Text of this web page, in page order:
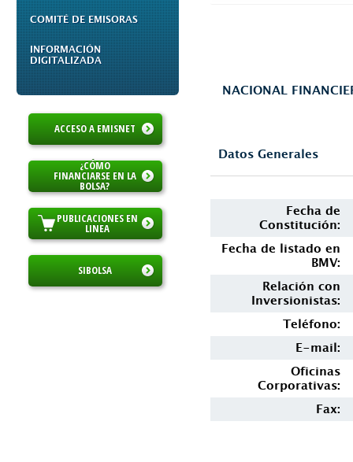
COMITÉ DE EMISORAS
INFORMACIÓN
DIGITALIZADA
ACCESO A EMISNET
¿CÓMO
FINANCIARSE EN LA
BOLSA?
PUBLICACIONES EN
LINEA
SIBOLSA
NACIONAL
Datos Generales
Fecha de
Constitución:
Fecha de listado en
BMV:
Relación con
Inversionistas:
Teléfono:
E-mail:
Oficinas
Corporativas:
Fax: